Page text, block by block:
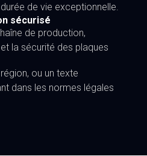
de vie exceptionnelle.
sécurisé
de production,
la sécurité des plaques
ou un texte
dans les normes légales